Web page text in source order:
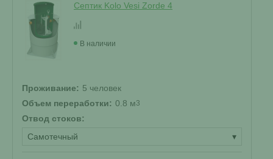
Септик Kolo Vesi Zorde 4
В наличии
Проживание: 5 человек
Объем переработки: 0.8 м3
Отвод стоков:
Самотечный
▾